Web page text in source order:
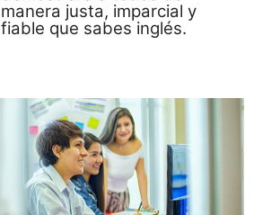
manera justa, imparcial y
fiable que sabes inglés.